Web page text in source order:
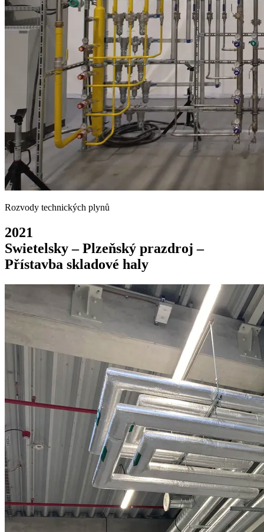
Rozvody technických plynů
2021
Swietelsky – Plzeňský prazdroj –
Přístavba skladové haly